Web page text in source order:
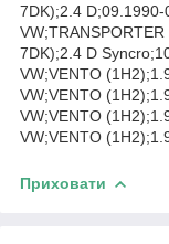
7DK);2.4
7DK);2.4 D
VW;VENTO
VW;VENTO
VW;VENTO
VW;VENTO
Приховати